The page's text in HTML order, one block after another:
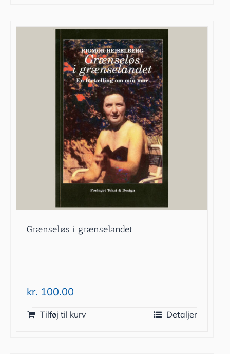
Grænseløs i grænselandet
kr. 100.00
Tilføj til kurv Detaljer